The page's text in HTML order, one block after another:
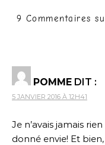
9 Commentaires
POMME DIT :
5 JANVIER 2016 À 12H41
Je n’avais jamais
donné envie! Et